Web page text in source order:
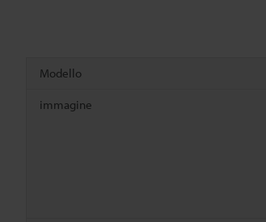
Modello
immagine